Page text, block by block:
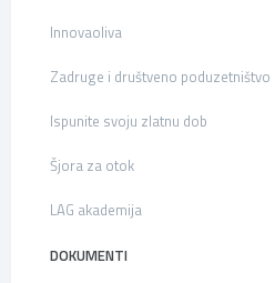
Innovaoliva
Zadruge i društveno poduzetništvo
Ispunite svoju zlatnu dob
Šjora za otok
LAG akademija
DOKUMENTI